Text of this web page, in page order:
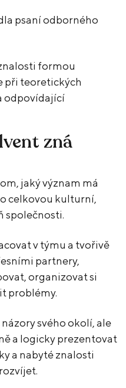
psaní odborného
formou
při teoretických
odpovídající
zná
jaký význam má
celkovou kulturní,
společnosti.
v týmu a tvořivě
partnery,
organizovat si
problémy.
svého okolí, ale
a logicky prezentovat
a nabyté znalosti